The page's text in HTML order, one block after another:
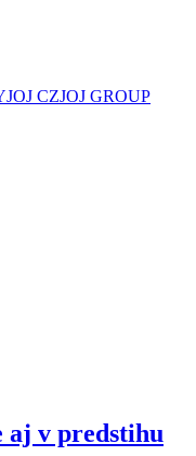
JOJ CZJOJ GROUP
aj v predstihu